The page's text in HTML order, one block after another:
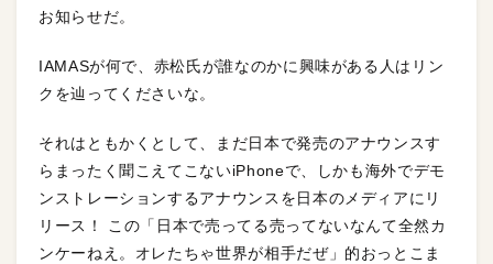
お知らせだ。
IAMASが何で、赤松氏が誰なのかに興味がある人はリン
クを辿ってくださいな。
それはともかくとして、まだ日本で発売のアナウンスす
らまったく聞こえてこないiPhoneで、しかも海外でデモ
ンストレーションするアナウンスを日本のメディアにリ
リース！ この「日本で売ってる売ってないなんて全然カ
ンケーねえ。オレたちゃ世界が相手だぜ」的おっとこま